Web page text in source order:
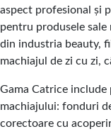
aspect profesional și
pentru produsele
din industria beauty,
machiajul de zi cu zi,
Gama Catrice include
machiajului: fonduri
corectoare cu